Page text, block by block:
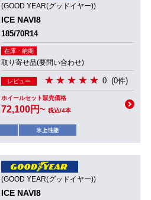
(GOOD YEAR(グッドイヤー))
ICE NAVI8
185/70R14
在庫・納期
取り寄せ品(要問い合わせ)
レビュー 0 (0件)
ホイールセット販売価格
72,100円~ 税込/4本
(GOOD YEAR(グッドイヤー))
ICE NAVI8